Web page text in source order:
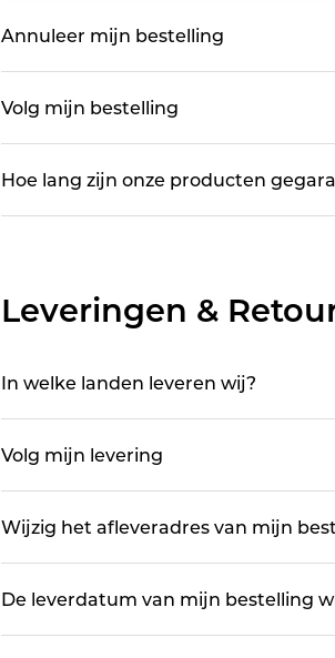
Annuleer mijn bestelling
Volg mijn bestelling
Hoe lang zijn onze producten
Leveringen &
In welke landen leveren wij?
Volg mijn levering
Wijzig het afleveradres van mijn
De leverdatum van mijn bestelling